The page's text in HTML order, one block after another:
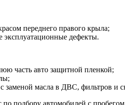
переднего правого крыла;
эксплуатационные дефекты.
часть авто защитной пленкой;
масла в ДВС, фильтров и
по подбору автомобилей с пробегом